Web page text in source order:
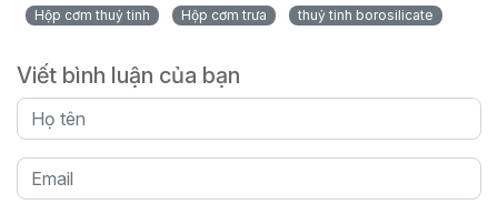
Hộp cơm thuỷ tinh
Hộp cơm trưa thuỷ tinh borosilicate
Viết bình luận của bạn